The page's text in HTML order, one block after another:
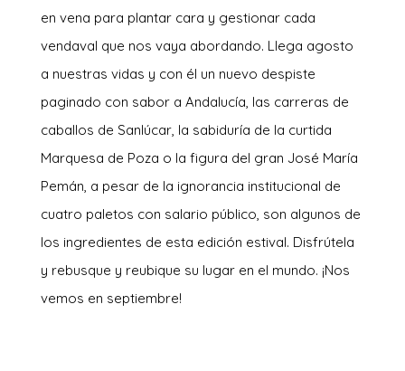
en vena para plantar cara y gestionar cada
vendaval que nos vaya abordando. Llega agosto
a nuestras vidas y con él un nuevo despiste
paginado con sabor a Andalucía, las carreras de
caballos de Sanlúcar, la sabiduría de la curtida
Marquesa de Poza o la figura del gran José María
Pemán, a pesar de la ignorancia institucional de
cuatro paletos con salario público, son algunos de
los ingredientes de esta edición estival. Disfrútela
y rebusque y reubique su lugar en el mundo. ¡Nos
vemos en septiembre!